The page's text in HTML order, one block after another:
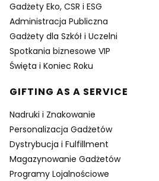
Gadżety Eko, CSR i ESG
Administracja Publiczna
Gadżety dla Szkół i Uczelni
Spotkania biznesowe VIP
Święta i Koniec Roku
GIFTING AS A SERVICE
Nadruki i Znakowanie
Personalizacja Gadżetów
Dystrybucja i Fulfillment
Magazynowanie Gadżetów
Programy Lojalnościowe